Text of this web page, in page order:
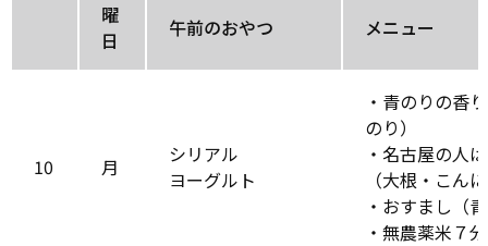
曜
日
午前のおやつ メニュー
10 月
シリアル
ヨーグルト
・青のりの香
のり）
・名古屋の人
（大根・こん
・おすまし（
・無農薬米７